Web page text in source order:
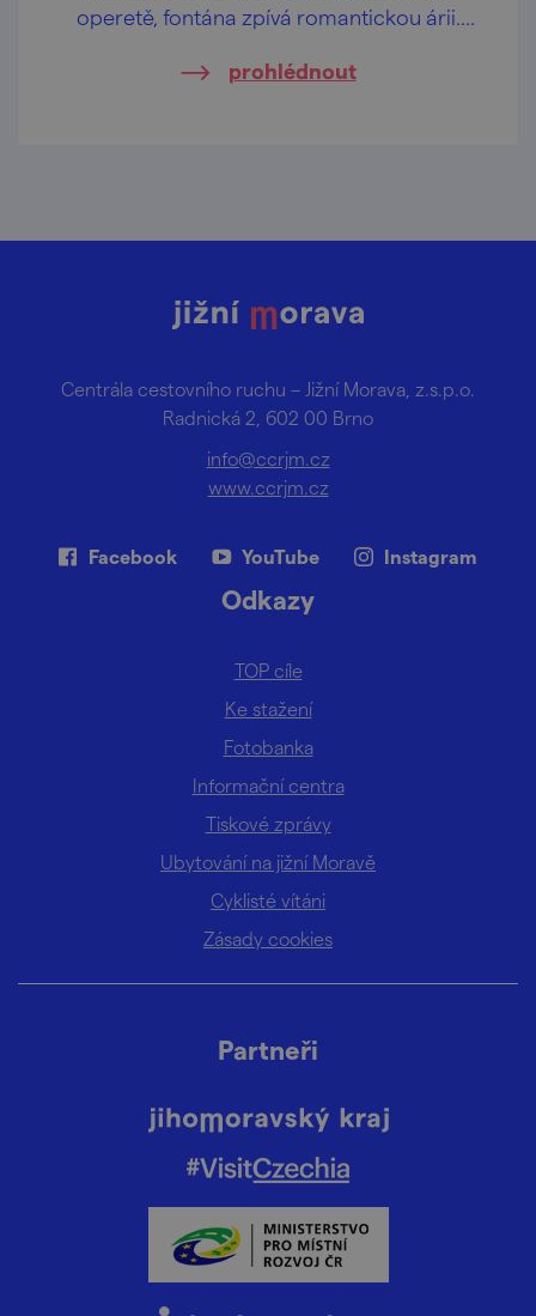
operetě, fontána zpívá romantickou árii.
prohlédnout
Centrála cestovního ruchu – Jižní Morava, z.s.p.o.
Radnická 2, 602 00 Brno
info@ccrjm.cz
www.ccrjm.cz
Facebook YouTube Instagram
Odkazy
TOP cíle
Ke stažení
Fotobanka
Informační centra
Tiskové zprávy
Ubytování na jižní Moravě
Cyklisté vítáni
Zásady cookies
Partneři